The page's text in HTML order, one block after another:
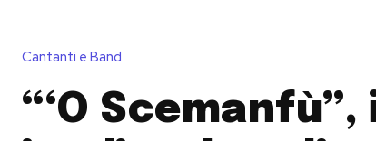
Cantanti e Band
“‘O